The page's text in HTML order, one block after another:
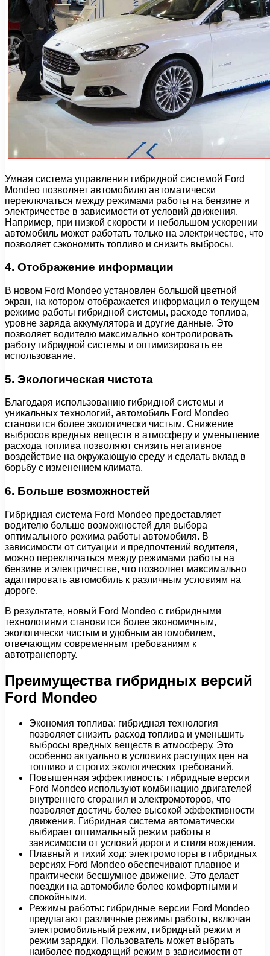
Умная система управления гибридной системой Ford
Mondeo позволяет автомобилю автоматически
переключаться между режимами работы на бензине и
электричестве в зависимости от условий движения.
Например, при низкой скорости и небольшом ускорении
автомобиль может работать только на электричестве, что
позволяет сэкономить топливо и снизить выбросы.
4. Отображение информации
В новом Ford Mondeo установлен большой цветной
экран, на котором отображается информация о текущем
режиме работы гибридной системы, расходе топлива,
уровне заряда аккумулятора и другие данные. Это
позволяет водителю максимально контролировать
работу гибридной системы и оптимизировать ее
использование.
5. Экологическая чистота
Благодаря использованию гибридной системы и
уникальных технологий, автомобиль Ford Mondeo
становится более экологически чистым. Снижение
выбросов вредных веществ в атмосферу и уменьшение
расхода топлива позволяют снизить негативное
воздействие на окружающую среду и сделать вклад в
борьбу с изменением климата.
6. Больше возможностей
Гибридная система Ford Mondeo предоставляет
водителю больше возможностей для выбора
оптимального режима работы автомобиля. В
зависимости от ситуации и предпочтений водителя,
можно переключаться между режимами работы на
бензине и электричестве, что позволяет максимально
адаптировать автомобиль к различным условиям на
дороге.
В результате, новый Ford Mondeo с гибридными
технологиями становится более экономичным,
экологически чистым и удобным автомобилем,
отвечающим современным требованиям к
автотранспорту.
Преимущества гибридных версий
Ford Mondeo
Экономия топлива: гибридная технология
позволяет снизить расход топлива и уменьшить
выбросы вредных веществ в атмосферу. Это
особенно актуально в условиях растущих цен на
топливо и строгих экологических требований.
Повышенная эффективность: гибридные версии
Ford Mondeo используют комбинацию двигателей
внутреннего сгорания и электромоторов, что
позволяет достичь более высокой эффективности
движения. Гибридная система автоматически
выбирает оптимальный режим работы в
зависимости от условий дороги и стиля вождения.
Плавный и тихий ход: электромоторы в гибридных
версиях Ford Mondeo обеспечивают плавное и
практически бесшумное движение. Это делает
поездки на автомобиле более комфортными и
спокойными.
Режимы работы: гибридные версии Ford Mondeo
предлагают различные режимы работы, включая
электромобильный режим, гибридный режим и
режим зарядки. Пользователь может выбрать
наиболее подходящий режим в зависимости от